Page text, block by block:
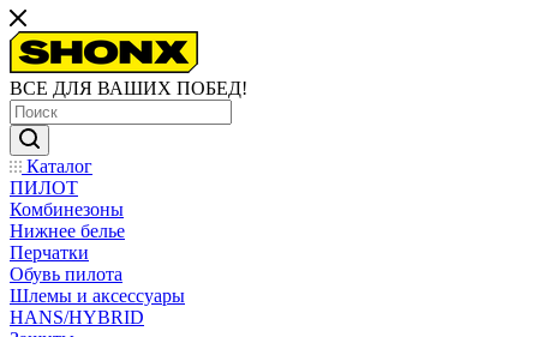
ВСЕ ДЛЯ ВАШИХ ПОБЕД!
Каталог
ПИЛОТ
Комбинезоны
Нижнее белье
Перчатки
Обувь пилота
Шлемы и аксессуары
HANS/HYBRID